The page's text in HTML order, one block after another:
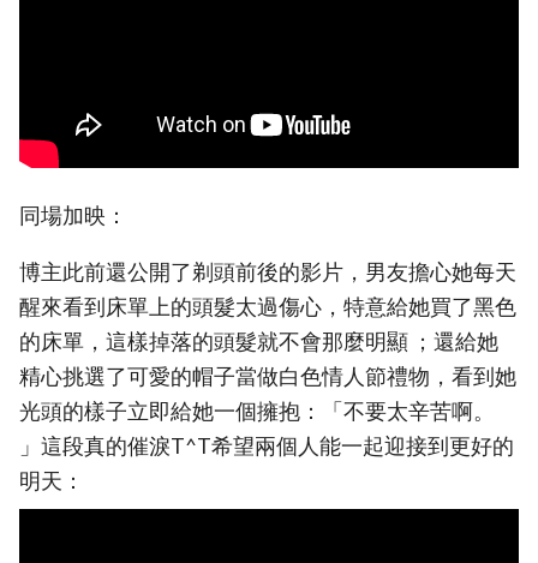
同場加映：
博主此前還公開了剃頭前後的影片，男友擔心她每天
醒來看到床單上的頭髮太過傷心，特意給她買了黑色
的床單，這樣掉落的頭髮就不會那麼明顯 ；還給她
精心挑選了可愛的帽子當做白色情人節禮物，看到她
光頭的樣子立即給她一個擁抱：「不要太辛苦啊。
」這段真的催淚T^T希望兩個人能一起迎接到更好的
明天：